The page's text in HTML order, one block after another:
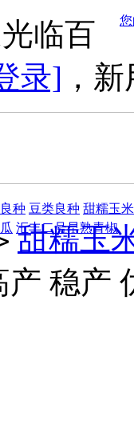
临百
录] ，
汇丰二号早熟青椒
种 豆类良种 甜糯玉米
甜糯玉
产 稳产